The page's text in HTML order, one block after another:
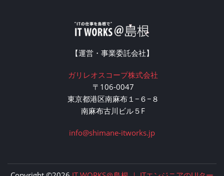
【運営・事業委託会社】
ガリレオスコープ株式会社
〒106-0047
東京都港区南麻布１−６−８
南麻布古川ビル５F
info@shimane-itworks.jp